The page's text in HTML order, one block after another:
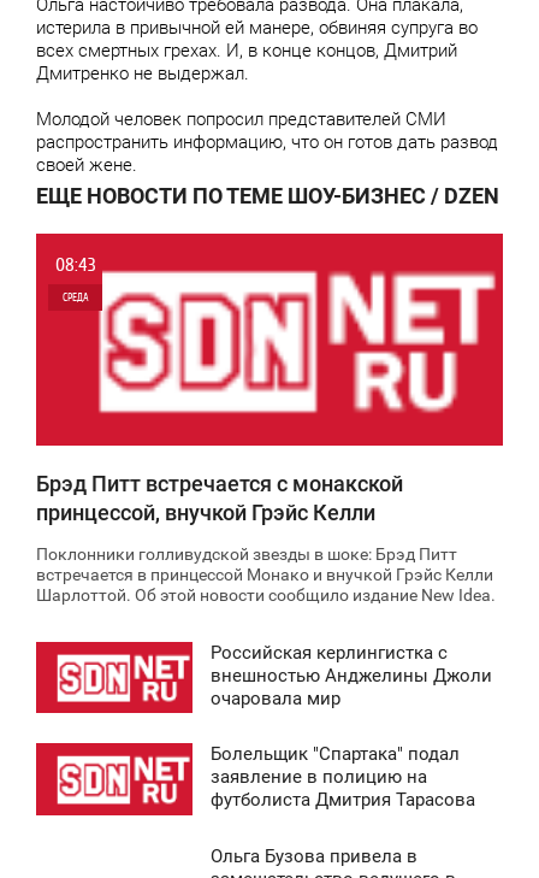
Ольга настойчиво требовала развода. Она плакала,
истерила в привычной ей манере, обвиняя супруга во
всех смертных грехах. И, в конце концов, Дмитрий
Дмитренко не выдержал.
Молодой человек попросил представителей СМИ
распространить информацию, что он готов дать развод
своей жене.
ЕЩЕ НОВОСТИ ПО ТЕМЕ ШОУ-БИЗНЕС / DZEN
08:43
СРЕДА
Брэд Питт встречается с монакской
принцессой, внучкой Грэйс Келли
Поклонники голливудской звезды в шоке: Брэд Питт
встречается в принцессой Монако и внучкой Грэйс Келли
Шарлоттой. Об этой новости сообщило издание New Ideа.
Российская керлингистка с
внешностью Анджелины Джоли
очаровала мир
Болельщик "Спартака" подал
заявление в полицию на
футболиста Дмитрия Тарасова
Ольга Бузова привела в